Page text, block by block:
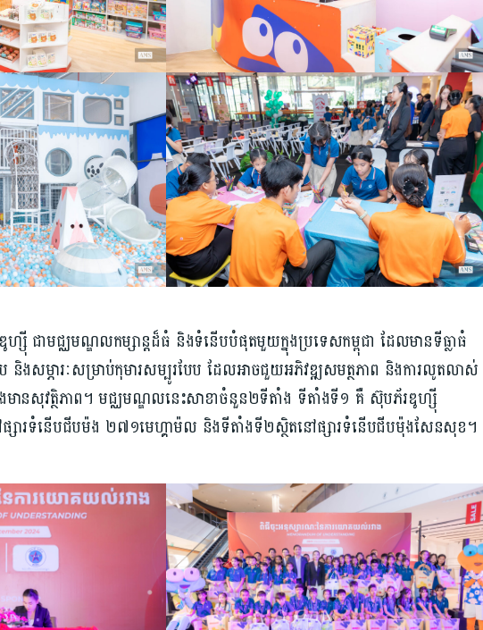
ហ្ស៊ី ជាមជ្ឈមណ្ឌលកម្សាន្តដ៏ធំ និងទំនើបបំផុតមួយក្នុងប្រទេសកម្ពុជា ដែលមានទីធ្លាធំ
ងសម្ភារៈសម្រាប់កុមារសម្បូរបែប ដែលអាចជួយអភិវឌ្ឍសមត្ថភាព និងការលូតលាស់
ានសុវត្ថិភាព។ មជ្ឈមណ្ឌលនេះសាខាចំនួន២ទីតាំង ទីតាំងទី១ គឺ ស៊ុបភ័រឌូហ្ស៊ី
ារទំនើបជីបម៉ង ២៧១មេហ្គាម៉ល និងទីតាំងទី២ស្ថិតនៅផ្សារទំនើបជីបម៉ុងសែនសុខ។